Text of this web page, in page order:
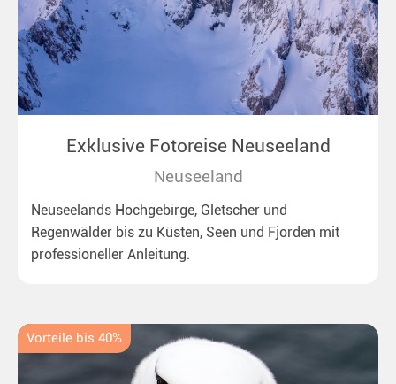
Exklusive Fotoreise Neuseeland
Neuseeland
Neuseelands Hochgebirge, Gletscher und
Regenwälder bis zu Küsten, Seen und Fjorden mit
professioneller Anleitung.
Vorteile bis 40%